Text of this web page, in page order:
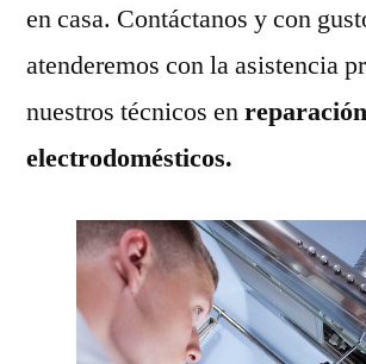
en casa. Contáctanos y con
atenderemos con la asistencia
nuestros técnicos en
electrodomésticos.